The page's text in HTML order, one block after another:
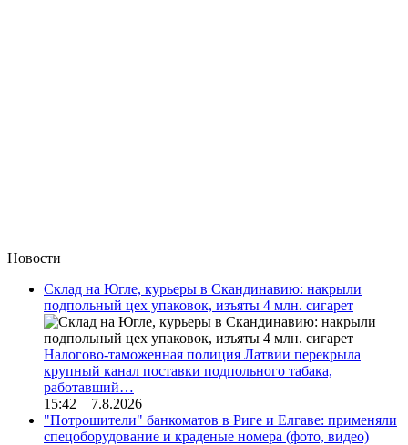
Новости
Склад на Югле, курьеры в Скандинавию: накрыли
подпольный цех упаковок, изъяты 4 млн. сигарет
Налогово-таможенная полиция Латвии перекрыла
крупный канал поставки подпольного табака,
работавший…
15:42 7.8.2026
"Потрошители" банкоматов в Риге и Елгаве: применяли
спецоборудование и краденые номера (фото, видео)